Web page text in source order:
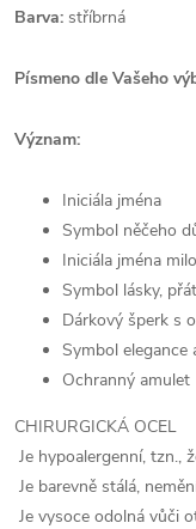
Barva: stříbrná
Písmeno dle Vašeho
Význam:
Iniciála jména
Symbol něčeho
Iniciála jména
Symbol lásky,
Dárkový šperk s
Symbol
Ochranný amulet
CHIRURGICKÁ OCEL
Je hypoalergenní, tzn.,
Je barevně stálá,
Je vysoce odolná vůči